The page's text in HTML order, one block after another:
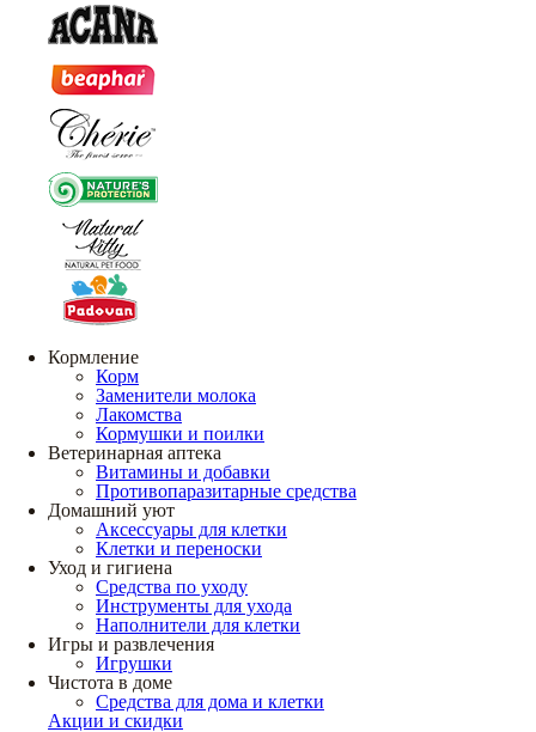
Кормление
Корм
Заменители молока
Лакомства
Кормушки и поилки
Ветеринарная аптека
Витамины и добавки
Противопаразитарные средства
Домашний уют
Аксессуары для клетки
Клетки и переноски
Уход и гигиена
Средства по уходу
Инструменты для ухода
Наполнители для клетки
Игры и развлечения
Игрушки
Чистота в доме
Средства для дома и клетки
Акции и скидки